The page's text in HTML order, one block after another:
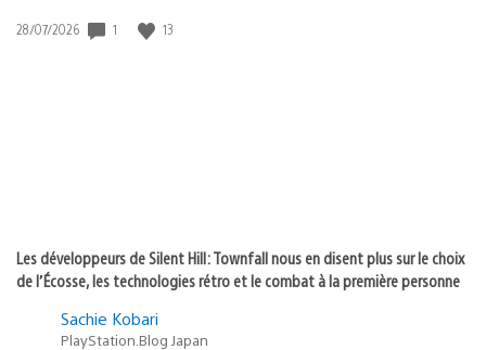
Date
28/07/2026 1 13
Les développeurs de Silent Hill: Townfall nous en disent plus sur le choix
de l’Écosse, les technologies rétro et le combat à la première personne
Sachie Kobari
PlayStation.Blog Japan